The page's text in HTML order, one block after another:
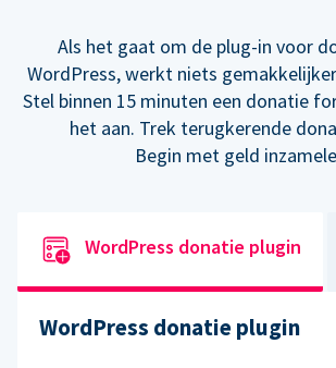
Als het gaat om de plug-in voor
WordPress, werkt niets
Stel binnen 15 minuten een donatie
het aan. Trek terugkerende
Begin met geld
WordPress donatie plugin
WordPress donatie plugin